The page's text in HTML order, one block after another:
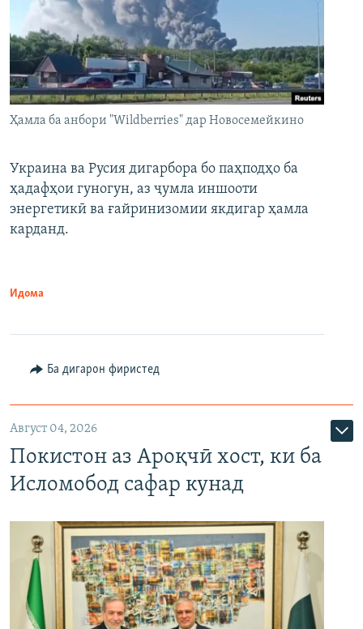
Ҳамла ба анбори "Wildberries" дар Новосемейкино
Украина ва Русия дигарбора бо паҳподҳо ба
ҳадафҳои гуногун, аз ҷумла иншооти
энергетикӣ ва ғайринизомии якдигар ҳамла
карданд.
Идома
Ба дигарон фиристед
Август 04, 2026
Покистон аз Ароқчӣ хост, ки ба
Исломобод сафар кунад